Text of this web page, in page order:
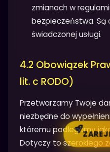
zmianach w
bezpieczeństwa. Są
świadczonej usługi.
4.2 Obowiązek
lit. c RODO)
Przetwarzamy Twoje
niezbędne do
któremu podlegamy
Dotyczy to szerokiego